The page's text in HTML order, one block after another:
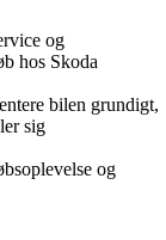
og
hos Skoda
bilen grundigt,
sig
og